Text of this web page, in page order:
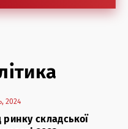
2024
ринку складської